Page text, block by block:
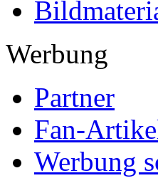
Werbung
Partner
Fan-
Werbung